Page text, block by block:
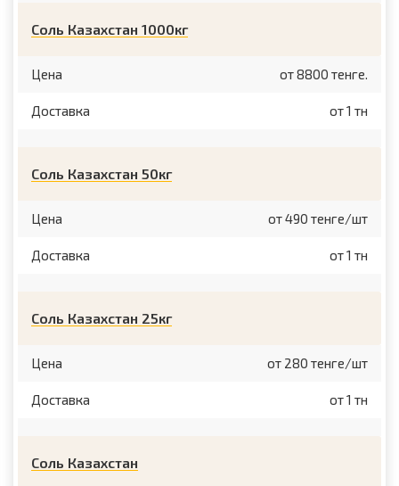
Соль Казахстан 1000кг
Цена от 8800 тенге.
Доставка от 1 тн
Соль Казахстан 50кг
Цена от 490 тенге/шт
Доставка от 1 тн
Соль Казахстан 25кг
Цена от 280 тенге/шт
Доставка от 1 тн
Соль Казахстан